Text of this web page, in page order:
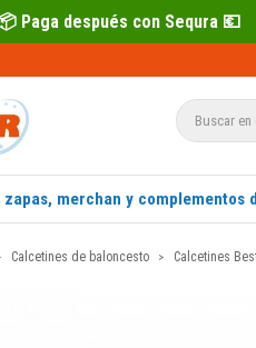
Sequra 💶
merchan y complementos
Calcetines de baloncesto Calcetines